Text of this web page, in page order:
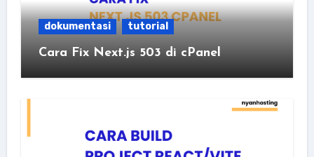
dokumentasi tutorial
Cara Fix Next.js 503 di cPanel